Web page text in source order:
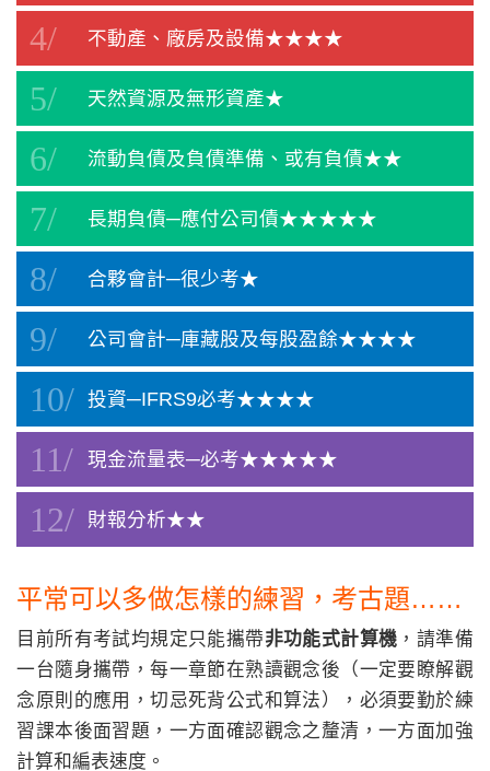
不動產、廠房及設備★★★★
天然資源及無形資產★
流動負債及負債準備、或有負債★★
長期負債─應付公司債★★★★★
合夥會計─很少考★
公司會計─庫藏股及每股盈餘★★★★
投資─IFRS9必考★★★★
現金流量表─必考★★★★★
財報分析★★
平常可以多做怎樣的練習，考古題……
目前所有考試均規定只能攜帶非功能式計算機 ，請準備
一台隨身攜帶，每一章節在熟讀觀念後（一定要瞭解觀
念原則的應用，切忌死背公式和算法），必須要勤於練
習課本後面習題，一方面確認觀念之釐清，一方面加強
計算和編表速度。